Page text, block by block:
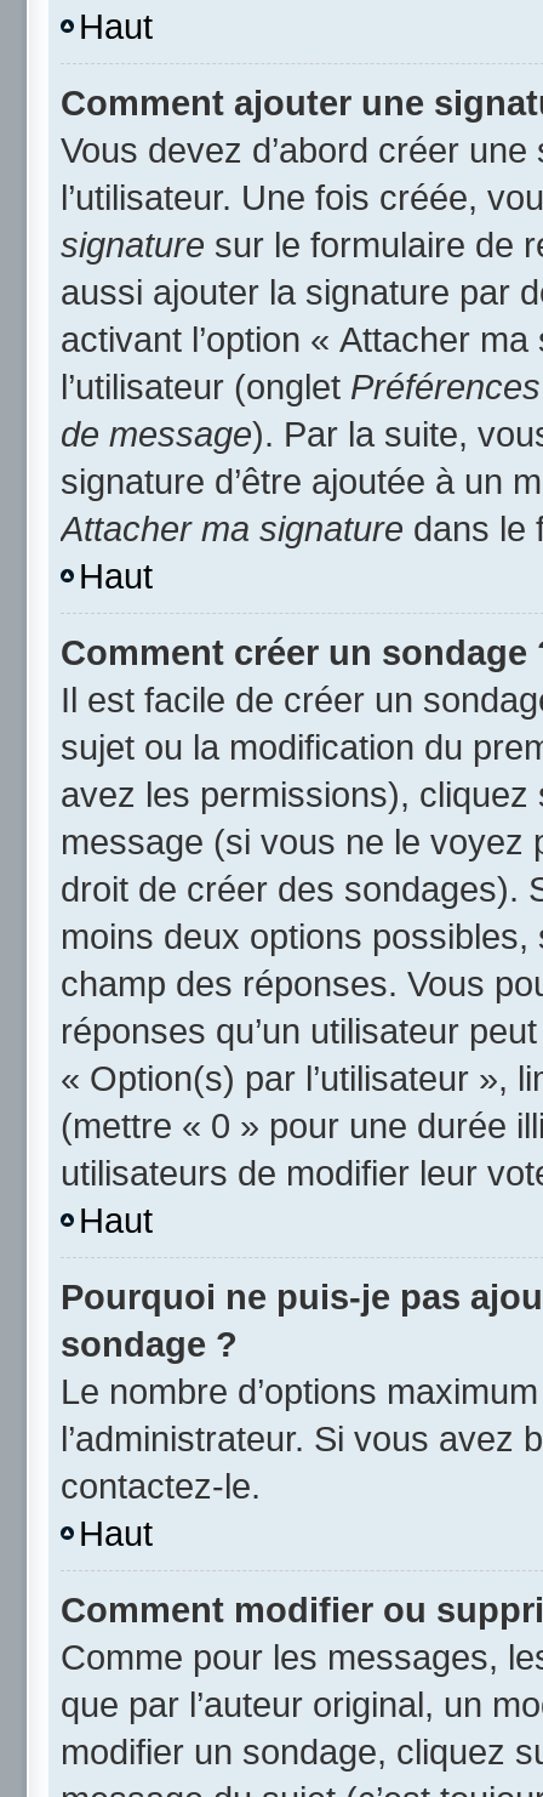
Haut
Comment ajouter une
Vous devez d’abord créer
l’utilisateur. Une fois créée,
signature sur le formulaire de
aussi ajouter la signature par
activant l’option « Attacher
l’utilisateur (onglet
de message). Par la suite,
signature d’être ajoutée à un
Attacher ma signature dans le
Haut
Comment créer un sondage
Il est facile de créer un
sujet ou la modification du
avez les permissions), cliquez
message (si vous ne le voyez
droit de créer des sondages).
moins deux options
champ des réponses. Vous
réponses qu’un utilisateur
« Option(s) par l’utilisateur »,
(mettre « 0 » pour une durée
utilisateurs de modifier leur
Haut
Pourquoi ne puis-je pas
sondage ?
Le nombre d’options
l’administrateur. Si vous avez
contactez-le.
Haut
Comment modifier ou
Comme pour les messages,
que par l’auteur original, un
modifier un sondage, cliquez